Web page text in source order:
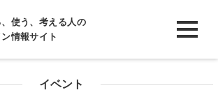
使う、考える人の
情報サイト
イベント